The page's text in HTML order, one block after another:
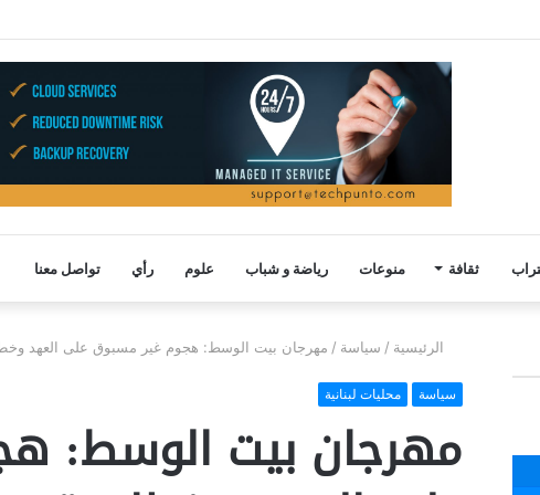
ثقافة منوعات رياضة و شباب علوم رأي تواصل معنا
الرئيسية / سياسة / مهرجان بيت الوسط: هجوم غير مسبوق على العهد
سياسة محليات لبنانية
مهرجان بيت الوسط: